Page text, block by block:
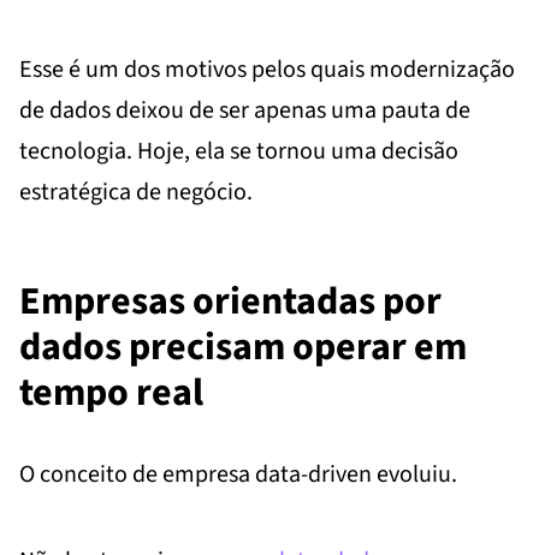
Esse é um dos motivos pelos quais modernização
de dados deixou de ser apenas uma pauta de
tecnologia. Hoje, ela se tornou uma decisão
estratégica de negócio.
Empresas orientadas por
dados precisam operar em
tempo real
O conceito de empresa data-driven evoluiu.